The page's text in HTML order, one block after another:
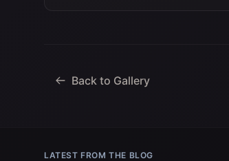
Back to Gallery
LATEST FROM THE BLOG